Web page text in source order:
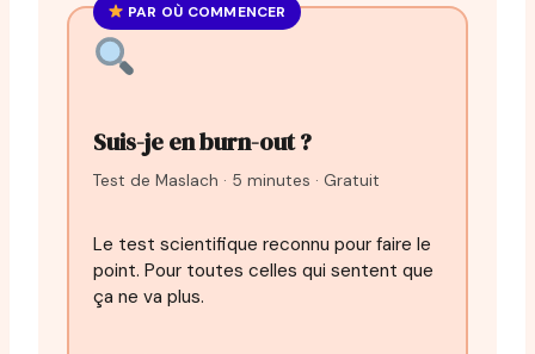
PAR OÙ COMMENCER
Suis-je en burn-out ?
Test de Maslach · 5 minutes · Gratuit
Le test scientifique reconnu pour faire le
point. Pour toutes celles qui sentent que
ça ne va plus.